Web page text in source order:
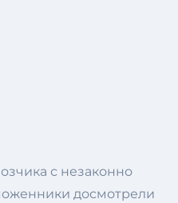
с незаконно
досмотрели